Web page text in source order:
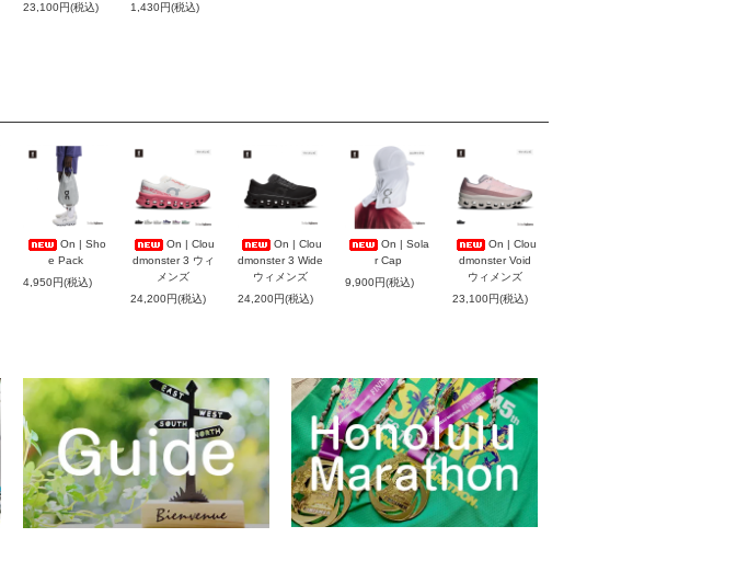
23,100円(税込)
1,430円(税込)
On | Sho
e Pack
4,950円(税込)
On | Clou
dmonster 3 ウィ
メンズ
24,200円(税込)
On | Clou
dmonster 3 Wide
ウィメンズ
24,200円(税込)
On | Sola
r Cap
9,900円(税込)
On | Clou
dmonster Void
ウィメンズ
23,100円(税込)